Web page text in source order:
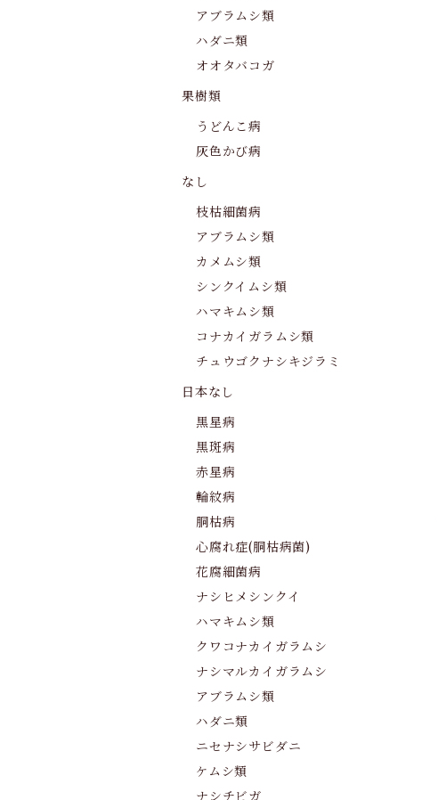
アブラムシ類
ハダニ類
オオタバコガ
果樹類
うどんこ病
灰色かび病
なし
枝枯細菌病
アブラムシ類
カメムシ類
シンクイムシ類
ハマキムシ類
コナカイガラムシ類
チュウゴクナシキジラミ
日本なし
黒星病
黒斑病
赤星病
輪紋病
胴枯病
心腐れ症(胴枯病菌)
花腐細菌病
ナシヒメシンクイ
ハマキムシ類
クワコナカイガラムシ
ナシマルカイガラムシ
アブラムシ類
ハダニ類
ニセナシサビダニ
ケムシ類
ナシチビガ